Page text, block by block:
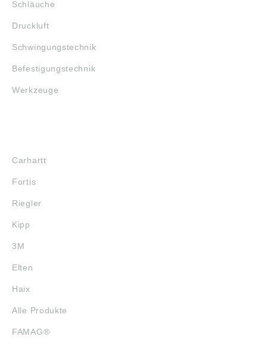
Schläuche
Druckluft
Schwingungstechnik
Befestigungstechnik
Werkzeuge
Carhartt
Fortis
Riegler
Kipp
3M
Elten
Haix
Alle Produkte
FAMAG®